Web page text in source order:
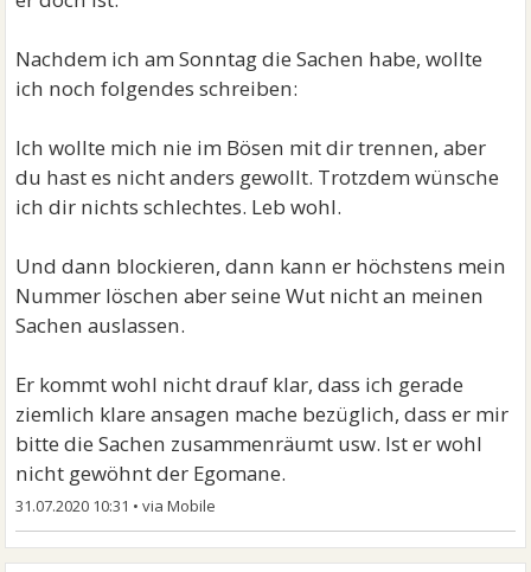
Nachdem ich am Sonntag die Sachen habe, wollte
ich noch folgendes schreiben:
Ich wollte mich nie im Bösen mit dir trennen, aber
du hast es nicht anders gewollt. Trotzdem wünsche
ich dir nichts schlechtes. Leb wohl.
Und dann blockieren, dann kann er höchstens mein
Nummer löschen aber seine Wut nicht an meinen
Sachen auslassen.
Er kommt wohl nicht drauf klar, dass ich gerade
ziemlich klare ansagen mache bezüglich, dass er mir
bitte die Sachen zusammenräumt usw. Ist er wohl
nicht gewöhnt der Egomane.
31.07.2020 10:31 •